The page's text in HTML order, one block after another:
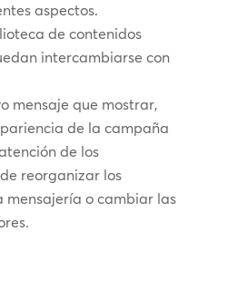
aspectos.
de contenidos
intercambiarse con
mensaje que mostrar,
de la campaña
de los
reorganizar los
mensajería o cambiar las